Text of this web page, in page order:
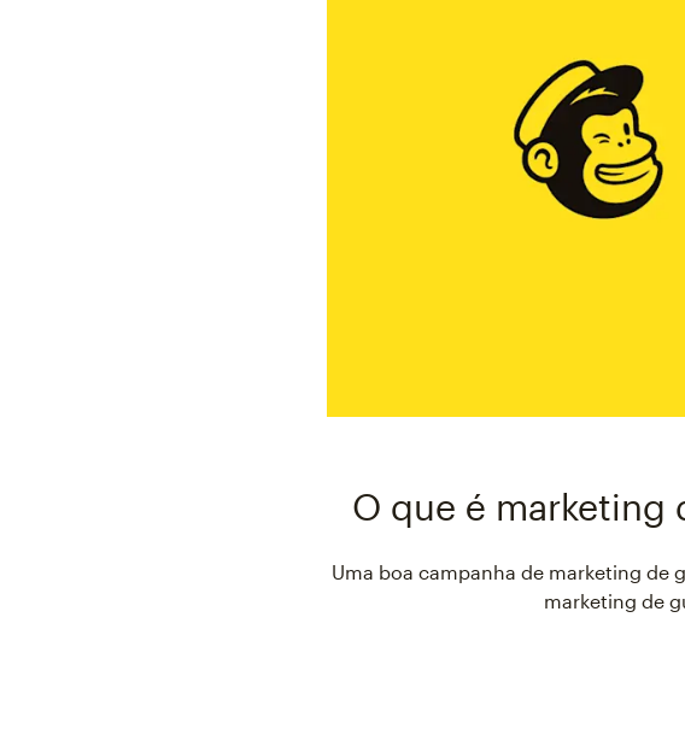
O que é marketing
Uma boa campanha de marketing de
marketing de